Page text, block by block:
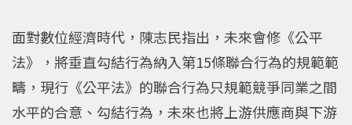
面對數位經濟時代，陳志民指出，未來會修《公平
法》，將垂直勾結行為納入第15條聯合行為的規範範
疇，現行《公平法》的聯合行為只規範競爭同業之間
水平的合意、勾結行為，未來也將上游供應商與下游